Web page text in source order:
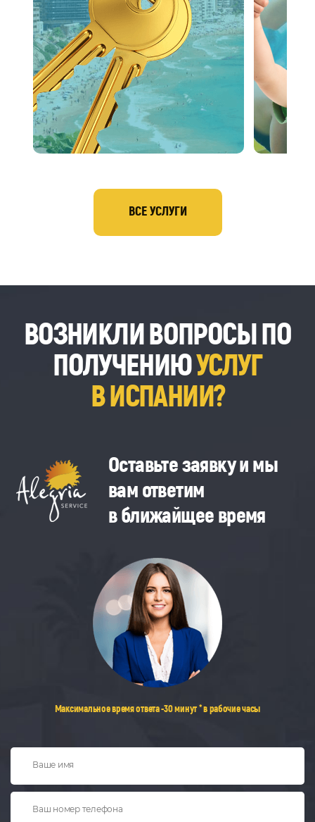
ВСЕ УСЛУГИ
Оставьте заявку и мы
вам ответим
в ближайщее время
Максимальное время ответа -30 минут * в рабочие часы
ВОЗНИКЛИ ВОПРОСЫ ПО
ПОЛУЧЕНИЮУСЛУГ
В ИСПАНИИ?